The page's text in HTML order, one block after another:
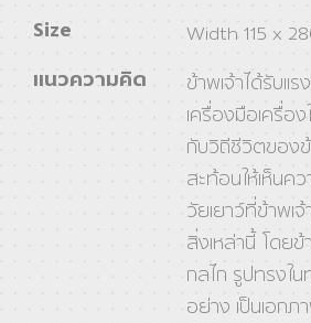
Size Width 115 x
แนวความคิด
ข้าพเจ้าได้รับแ
เครื่องมือเครื่อ
กับวิถีชีวิตของข้
สะท้อนให้เห็นค
วัยเยาว์ที่ข้าพเ
สิ่งเหล่านี้ โดยข้
กลไก รูปทรงใ
อย่าง เป็นเอก